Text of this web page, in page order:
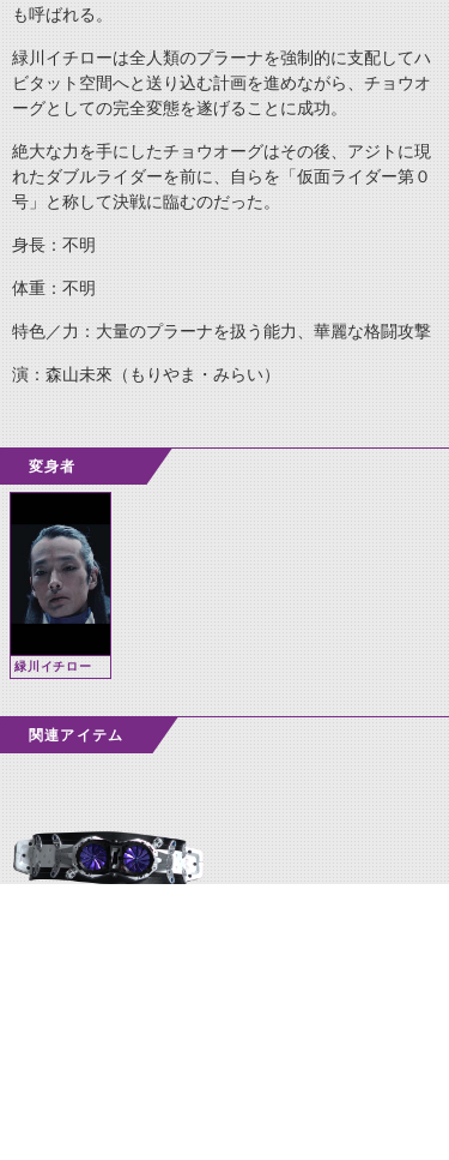
も呼ばれる。
緑川イチローは全人類のプラーナを強制的に支配してハ
ビタット空間へと送り込む計画を進めながら、チョウオ
ーグとしての完全変態を遂げることに成功。
絶大な力を手にしたチョウオーグはその後、アジトに現
れたダブルライダーを前に、自らを「仮面ライダー第０
号」と称して決戦に臨むのだった。
身長：不明
体重：不明
特色／力：大量のプラーナを扱う能力、華麗な格闘攻撃
演：森山未來（もりやま・みらい）
変身者
緑川イチロー
関連アイテム